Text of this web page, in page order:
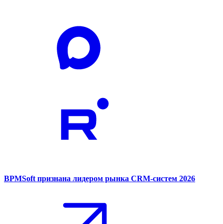
BPMSoft признана лидером рынка CRM-систем 2026